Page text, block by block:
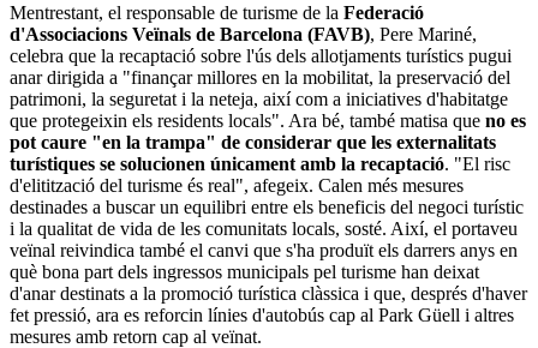
Mentrestant, el responsable de turisme de la Federació
d'Associacions Veïnals de Barcelona (FAVB), Pere Mariné,
celebra que la recaptació sobre l'ús dels allotjaments turístics pugui
anar dirigida a "finançar millores en la mobilitat, la preservació del
patrimoni, la seguretat i la neteja, així com a iniciatives d'habitatge
que protegeixin els residents locals". Ara bé, també matisa que no es
pot caure "en la trampa" de considerar que les externalitats
turístiques se solucionen únicament amb la recaptació. "El risc
d'elitització del turisme és real", afegeix. Calen més mesures
destinades a buscar un equilibri entre els beneficis del negoci turístic
i la qualitat de vida de les comunitats locals, sosté. Així, el portaveu
veïnal reivindica també el canvi que s'ha produït els darrers anys en
què bona part dels ingressos municipals pel turisme han deixat
d'anar destinats a la promoció turística clàssica i que, després d'haver
fet pressió, ara es reforcin línies d'autobús cap al Park Güell i altres
mesures amb retorn cap al veïnat.